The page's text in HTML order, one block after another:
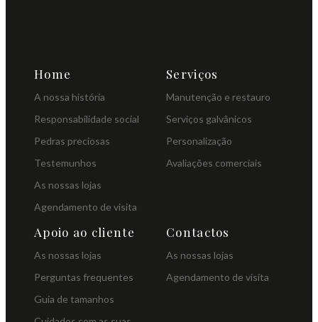
Home
A nossa história
Responsabilidade social
Pedras preciosas
Testemunhos
As nossas lojas
Agendamento de visita
Serviços
Manutenção e restauro
Serviços galvânicos
Personalização
Avaliações comerciais
Apoio ao cliente
As nossas lojas
Perguntas frequentes
Guia de tamanhos
Contactos
As nossas lojas
Agendamento de visita